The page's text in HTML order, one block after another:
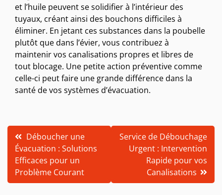
et l’huile peuvent se solidifier à l’intérieur des
tuyaux, créant ainsi des bouchons difficiles à
éliminer. En jetant ces substances dans la poubelle
plutôt que dans l’évier, vous contribuez à
maintenir vos canalisations propres et libres de
tout blocage. Une petite action préventive comme
celle-ci peut faire une grande différence dans la
santé de vos systèmes d’évacuation.
Navigation
de
l’article
Déboucher une
Évacuation : Solutions
Efficaces pour un
Problème Courant
Service de Débouchage
Urgent : Intervention
Rapide pour vos
Canalisations